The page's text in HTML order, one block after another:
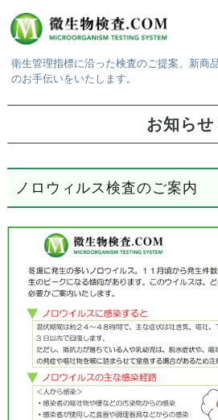
衛生管理指標に沿った検査のご提案、新商
のお手伝いをいたします。
ホーム
微生物検査
ご依頼方法
お知らせ
ノロウィルス検査のご案内